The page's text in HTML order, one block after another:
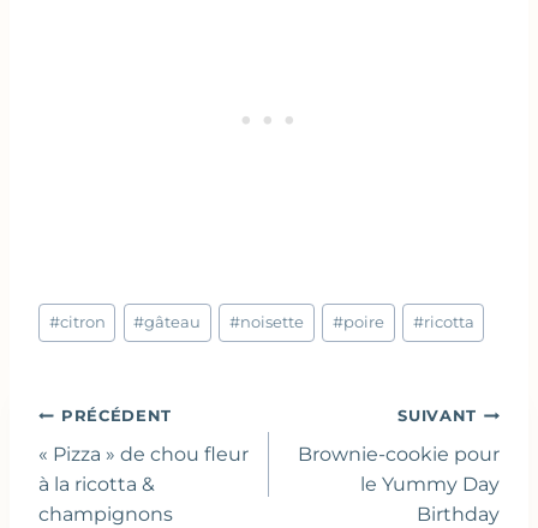
Étiquettes
de
#citron #gâteau #noisette #poire #ricotta
Navigation
de
l’article
PRÉCÉDENT
« Pizza » de chou fleur
à la ricotta &
champignons
SUIVANT
Brownie-cookie pour
le Yummy Day
Birthday